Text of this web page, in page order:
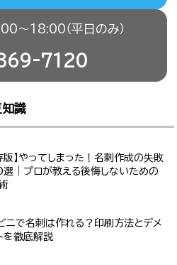
〜18:00（平日のみ）
7120
知識
版】やってしまった！名刺作成の失敗
｜プロが教える後悔しないための
ニで名刺は作れる？印刷方法とデメ
を徹底解説